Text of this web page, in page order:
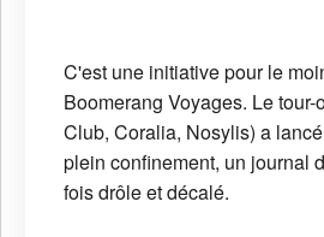
C'est une initiative pour le
Boomerang Voyages. Le
Club, Coralia, Nosylis) a
plein confinement, un journal
fois drôle et décalé.